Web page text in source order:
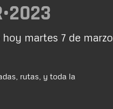
martes 7 de marzo
rutas, y toda la